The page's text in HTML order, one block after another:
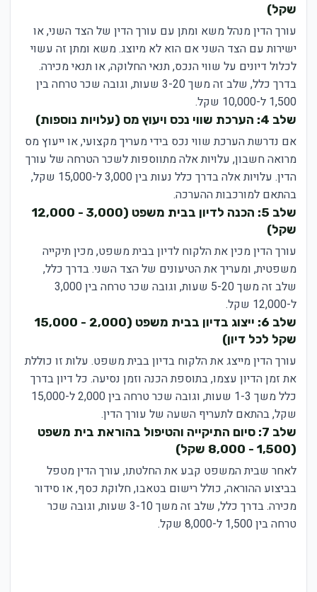
שקל)
עורך הדין מנהל משא ומתן עם עורך הדין של הצד השני, או
ישירות עם הצד השני אם הוא לא מיוצג. משא ומתן זה עשוי
לכלול דיונים על שווי הנכס, תנאי החלוקה, או תנאי מכירה.
בדרך כלל, שלב זה משך 3-20 שעות, וגובה שכר טרחה בין
1,500 ל-10,000 שקל.
שלב 4: הערכת שווי נכס ויעוץ מס (עלויות נוספות)
אם נדרשת הערכת שווי נכס בידי מעריך מקצועי, או ייעוץ מס
מרואה חשבון, עלויות אלה מתווספות לשכר הטרחה של עורך
הדין. עלויות אלה בדרך כלל נעות בין 3,000 ל-15,000 שקל,
בהתאם למורכבות ההערכה.
שלב 5: הכנה לדיון בבית משפט (3,000 - 12,000
שקל)
עורך הדין מכין את הלקוח לדיון בבית משפט, מכין תיקייה
משפטית, ומעריך את הטיעונים של הצד השני. בדרך כלל,
שלב זה משך 5-20 שעות, וגובה שכר טרחה בין 3,000
ל-12,000 שקל.
שלב 6: ייצוג בדיון בבית משפט (2,000 - 15,000
שקל לכל דיון)
עורך הדין מייצג את הלקוח בדיון בבית משפט. עלות זו כוללת
את זמן הדיון עצמו, בתוספת הכנה וזמן נסיעה. כל דיון בדרך
כלל משך 1-3 שעות, וגובה שכר טרחה בין 2,000 ל-15,000
שקל, בהתאם לתעריף השעה של עורך הדין.
שלב 7: סיום התיקייה והטיפול בהוראת בית משפט
(1,500 - 8,000 שקל)
לאחר שבית המשפט קבע את החלטתו, עורך הדין מטפל
בביצוע ההוראה, כולל רישום בטאבו, חלוקת כסף, או סידור
מכירה. בדרך כלל, שלב זה משך 3-10 שעות, וגובה שכר
טרחה בין 1,500 ל-8,000 שקל.